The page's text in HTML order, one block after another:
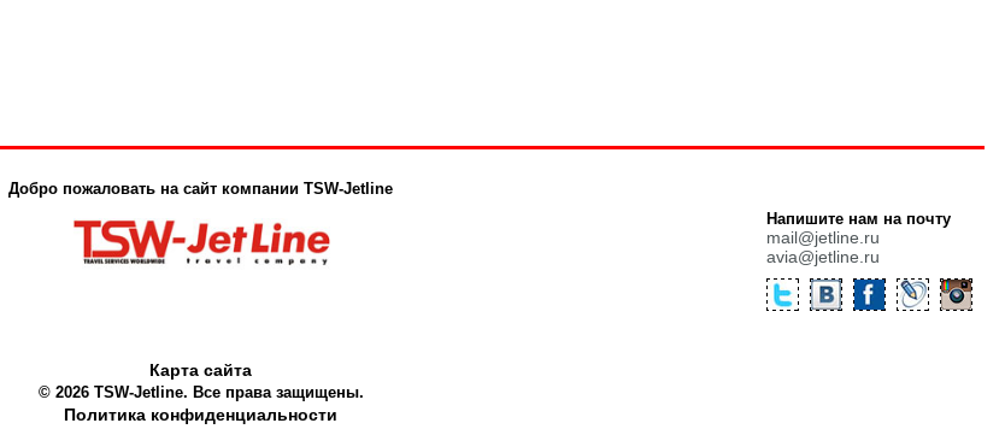
Добро пожаловать на сайт компании TSW-Jetline
Напишите нам на почту
mail@jetline.ru
avia@jetline.ru
Карта сайта
© 2026 TSW-Jetline. Все права защищены.
Политика конфиденциальности